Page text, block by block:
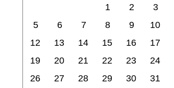
1 2 3
5
6 7 8 9 10
12
13 14 15 16 17
19
20 21 22 23 24
26
27 28 29 30 31